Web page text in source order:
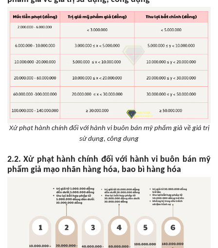
Xử phạt hành chính đối với hành vi buôn bán mỹ phẩm giả về giá trị
sử dụng, công dụng
2.2. Xử phạt hành chính đối với hành vi buôn bán mỹ
phẩm giả mạo nhãn hàng hóa, bao bì hàng hóa